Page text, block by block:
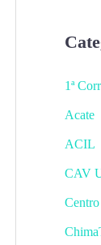
1ª
Acate
ACIL
CAV